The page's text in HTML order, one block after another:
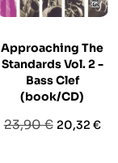
Approaching The
Standards Vol. 2 -
Bass Clef
(book/CD)
Prezzo
23,90 € Prezzo
20,32 €